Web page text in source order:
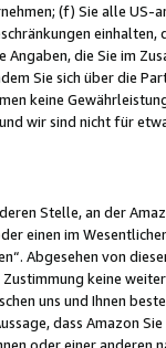
(f) Sie alle
Angaben, die Sie im
Sie sich über die
keine
wir sind nicht für
Stelle, an der
einen im
Abgesehen von
keine
uns und Ihnen
dass Amazon
oder einer